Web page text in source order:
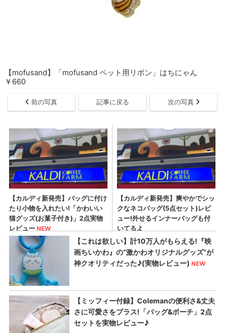
【mofusand】「mofusand ペット用リボン」はちにゃん
￥660
前の写真 記事に戻る 次の写真